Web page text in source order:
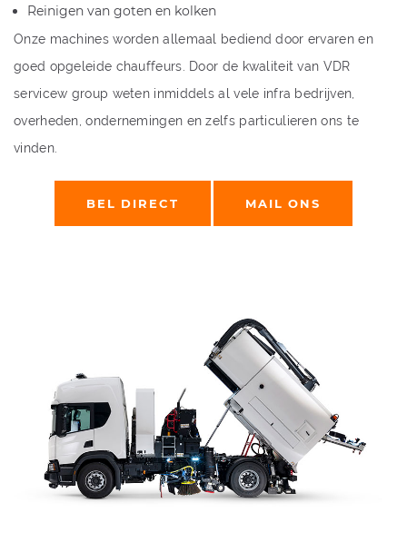
Reinigen van goten en kolken
Onze machines worden allemaal bediend door ervaren en
goed opgeleide chauffeurs. Door de kwaliteit van VDR
servicew group weten inmiddels al vele infra bedrijven,
overheden, ondernemingen en zelfs particulieren ons te
vinden.
BEL DIRECT MAIL ONS